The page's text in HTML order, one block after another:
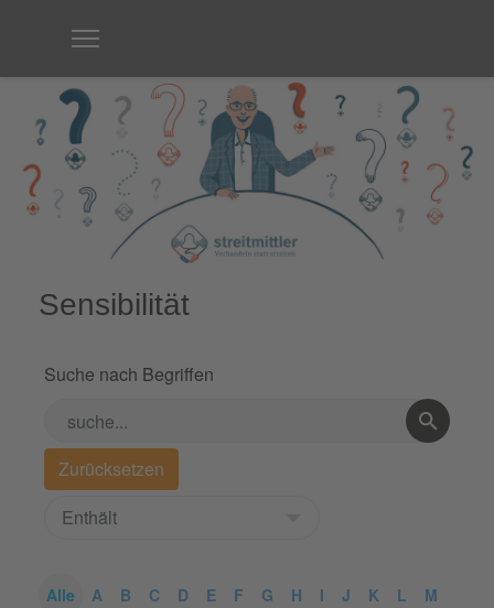
Sensibilität
Suche nach Begriffen
Alle A B C D E F G H I J K L
M